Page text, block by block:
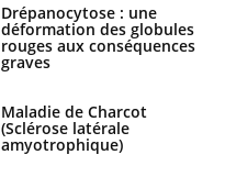
Drépanocytose : une
déformation des globules
rouges aux conséquences
graves
Maladie de Charcot
(Sclérose latérale
amyotrophique)